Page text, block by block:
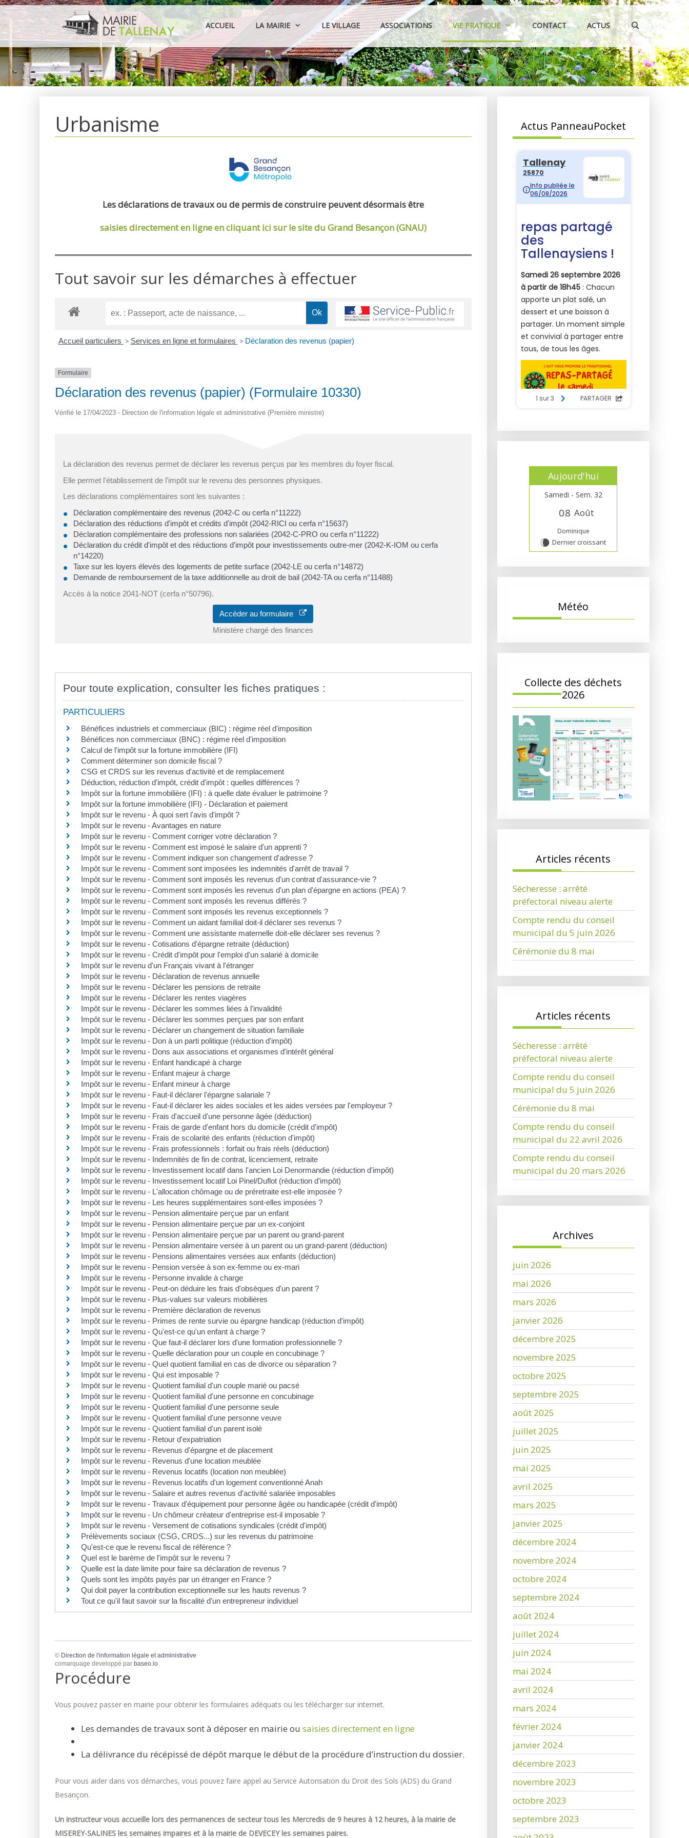
Aller
au
contenu
ACCUEIL LA MAIRIE LE VILLAGE ASSOCIATIONS VIE PRATIQUE CONTACT ACTUS
Urbanisme
Les déclarations de travaux ou de permis de construire peuvent désormais être
saisies directement en ligneen cliquant ici sur le site du Grand Besançon (GNAU)
Tout savoir sur les démarches à effectuer
Accueil particuliers > Services en ligne et formulaires > Déclaration des revenus (papier)
Formulaire
Déclaration des revenus (papier) (Formulaire 10330)
Vérifié le 17/04/2023 - Direction de l'information légale et administrative (Première ministre)
La déclaration des revenus permet de déclarer les revenus perçus par les membres du foyer fiscal.
Elle permet l'établissement de l'impôt sur le revenu des personnes physiques.
Les déclarations complémentaires sont les suivantes :
Déclaration complémentaire des revenus (2042-C ou cerfa n°11222)
Déclaration des réductions d'impôt et crédits d'impôt (2042-RICI ou cerfa n°15637)
Déclaration complémentaire des professions non salariées (2042-C-PRO ou cerfa n°11222)
Déclaration du crédit d'impôt et des réductions d'impôt pour investissements outre-mer (2042-K-IOM ou cerfa
n°14220)
Taxe sur les loyers élevés des logements de petite surface (2042-LE ou cerfa n°14872)
Demande de remboursement de la taxe additionnelle au droit de bail (2042-TA ou cerfa n°11488)
Accès à la notice 2041-NOT (cerfa n°50796).
Accéder au formulaire
Ministère chargé des finances
Pour toute explication, consulter les fiches pratiques :
PARTICULIERS
Bénéfices industriels et commerciaux (BIC) : régime réel d'imposition
Bénéfices non commerciaux (BNC) : régime réel d'imposition
Calcul de l'impôt sur la fortune immobilière (IFI)
Comment déterminer son domicile fiscal ?
CSG et CRDS sur les revenus d'activité et de remplacement
Déduction, réduction d'impôt, crédit d'impôt : quelles différences ?
Impôt sur la fortune immobilière (IFI) : à quelle date évaluer le patrimoine ?
Impôt sur la fortune immobilière (IFI) - Déclaration et paiement
Impôt sur le revenu - À quoi sert l'avis d'impôt ?
Impôt sur le revenu - Avantages en nature
Impôt sur le revenu - Comment corriger votre déclaration ?
Impôt sur le revenu - Comment est imposé le salaire d'un apprenti ?
Impôt sur le revenu - Comment indiquer son changement d'adresse ?
Impôt sur le revenu - Comment sont imposées les indemnités d'arrêt de travail ?
Impôt sur le revenu - Comment sont imposés les revenus d'un contrat d'assurance-vie ?
Impôt sur le revenu - Comment sont imposés les revenus d'un plan d'épargne en actions (PEA) ?
Impôt sur le revenu - Comment sont imposés les revenus différés ?
Impôt sur le revenu - Comment sont imposés les revenus exceptionnels ?
Impôt sur le revenu - Comment un aidant familial doit-il déclarer ses revenus ?
Impôt sur le revenu - Comment une assistante maternelle doit-elle déclarer ses revenus ?
Impôt sur le revenu - Cotisations d'épargne retraite (déduction)
Impôt sur le revenu - Crédit d'impôt pour l'emploi d'un salarié à domicile
Impôt sur le revenu d'un Français vivant à l'étranger
Impôt sur le revenu - Déclaration de revenus annuelle
Impôt sur le revenu - Déclarer les pensions de retraite
Impôt sur le revenu - Déclarer les rentes viagères
Impôt sur le revenu - Déclarer les sommes liées à l'invalidité
Impôt sur le revenu - Déclarer les sommes perçues par son enfant
Impôt sur le revenu - Déclarer un changement de situation familiale
Impôt sur le revenu - Don à un parti politique (réduction d'impôt)
Impôt sur le revenu - Dons aux associations et organismes d'intérêt général
Impôt sur le revenu - Enfant handicapé à charge
Impôt sur le revenu - Enfant majeur à charge
Impôt sur le revenu - Enfant mineur à charge
Impôt sur le revenu - Faut-il déclarer l'épargne salariale ?
Impôt sur le revenu - Faut-il déclarer les aides sociales et les aides versées par l'employeur ?
Impôt sur le revenu - Frais d'accueil d'une personne âgée (déduction)
Impôt sur le revenu - Frais de garde d'enfant hors du domicile (crédit d'impôt)
Impôt sur le revenu - Frais de scolarité des enfants (réduction d'impôt)
Impôt sur le revenu - Frais professionnels : forfait ou frais réels (déduction)
Impôt sur le revenu - Indemnités de fin de contrat, licenciement, retraite
Impôt sur le revenu - Investissement locatif dans l'ancien Loi Denormandie (réduction d'impôt)
Impôt sur le revenu - Investissement locatif Loi Pinel/Duflot (réduction d'impôt)
Impôt sur le revenu - L'allocation chômage ou de préretraite est-elle imposée ?
Impôt sur le revenu - Les heures supplémentaires sont-elles imposées ?
Impôt sur le revenu - Pension alimentaire perçue par un enfant
Impôt sur le revenu - Pension alimentaire perçue par un ex-conjoint
Impôt sur le revenu - Pension alimentaire perçue par un parent ou grand-parent
Impôt sur le revenu - Pension alimentaire versée à un parent ou un grand-parent (déduction)
Impôt sur le revenu - Pensions alimentaires versées aux enfants (déduction)
Impôt sur le revenu - Pension versée à son ex-femme ou ex-mari
Impôt sur le revenu - Personne invalide à charge
Impôt sur le revenu - Peut-on déduire les frais d'obsèques d'un parent ?
Impôt sur le revenu - Plus-values sur valeurs mobilières
Impôt sur le revenu - Première déclaration de revenus
Impôt sur le revenu - Primes de rente survie ou épargne handicap (réduction d'impôt)
Impôt sur le revenu - Qu'est-ce qu'un enfant à charge ?
Impôt sur le revenu - Que faut-il déclarer lors d'une formation professionnelle ?
Impôt sur le revenu - Quelle déclaration pour un couple en concubinage ?
Impôt sur le revenu - Quel quotient familial en cas de divorce ou séparation ?
Impôt sur le revenu - Qui est imposable ?
Impôt sur le revenu - Quotient familial d'un couple marié ou pacsé
Impôt sur le revenu - Quotient familial d'une personne en concubinage
Impôt sur le revenu - Quotient familial d'une personne seule
Impôt sur le revenu - Quotient familial d'une personne veuve
Impôt sur le revenu - Quotient familial d'un parent isolé
Impôt sur le revenu - Retour d'expatriation
Impôt sur le revenu - Revenus d'épargne et de placement
Impôt sur le revenu - Revenus d'une location meublée
Impôt sur le revenu - Revenus locatifs (location non meublée)
Impôt sur le revenu - Revenus locatifs d'un logement conventionné Anah
Impôt sur le revenu - Salaire et autres revenus d'activité salariée imposables
Impôt sur le revenu - Travaux d'équipement pour personne âgée ou handicapée (crédit d'impôt)
Impôt sur le revenu - Un chômeur créateur d'entreprise est-il imposable ?
Impôt sur le revenu - Versement de cotisations syndicales (crédit d'impôt)
Prélèvements sociaux (CSG, CRDS...) sur les revenus du patrimoine
Qu'est-ce que le revenu fiscal de référence ?
Quel est le barème de l'impôt sur le revenu ?
Quelle est la date limite pour faire sa déclaration de revenus ?
Quels sont les impôts payés par un étranger en France ?
Qui doit payer la contribution exceptionnelle sur les hauts revenus ?
Tout ce qu'il faut savoir sur la fiscalité d'un entrepreneur individuel
© Direction de l'information légale et administrative
comarquage developpé par baseo.io
Procédure
Vous pouvez passer en mairie pour obtenir les formulaires adéquats ou les télécharger sur internet.
Les demandes de travaux sont à déposer en mairie ou saisies directement en ligne
La délivrance du récépissé de dépôt marque le début de la procédure d’instruction du dossier.
Pour vous aider dans vos démarches, vous pouvez faire appel au Service Autorisation du Droit des Sols (ADS) du Grand
Besançon.
Un instructeur vous accueille lors des permanences de secteur tous les Mercredis de 9 heures à 12 heures, à la mairie de
MISEREY-SALINES les semaines impaires et à la mairie de DEVECEY les semaines paires.
Actus PanneauPocket
Aujourd'hui
Samedi - Sem. 32
08 Août
Dominique
W Dernier croissant
Météo
Collecte des déchets
2026
Articles récents
Sécheresse : arrêté
préfectoral niveau alerte
Compte rendu du conseil
municipal du 5 juin 2026
Cérémonie du 8 mai
Articles récents
Sécheresse : arrêté
préfectoral niveau alerte
Compte rendu du conseil
municipal du 5 juin 2026
Cérémonie du 8 mai
Compte rendu du conseil
municipal du 22 avril 2026
Compte rendu du conseil
municipal du 20 mars 2026
Archives
juin 2026
mai 2026
mars 2026
janvier 2026
décembre 2025
novembre 2025
octobre 2025
septembre 2025
août 2025
juillet 2025
juin 2025
mai 2025
avril 2025
mars 2025
janvier 2025
décembre 2024
novembre 2024
octobre 2024
septembre 2024
août 2024
juillet 2024
juin 2024
mai 2024
avril 2024
mars 2024
février 2024
janvier 2024
décembre 2023
novembre 2023
octobre 2023
septembre 2023